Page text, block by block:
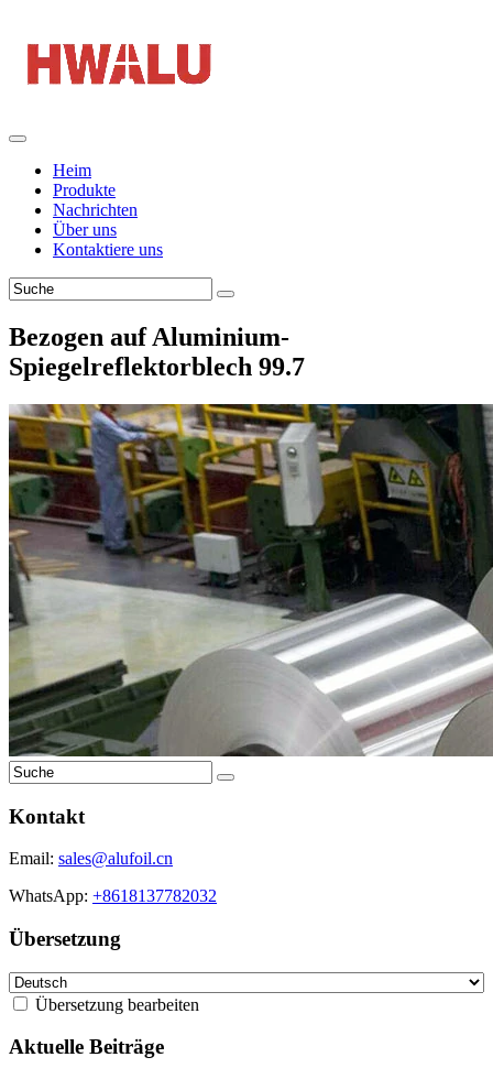
Heim
Produkte
Nachrichten
Über uns
Kontaktiere uns
Bezogen auf Aluminium-
Spiegelreflektorblech 99.7
Kontakt
Email: sales@alufoil.cn
WhatsApp: +8618137782032
Übersetzung
Übersetzung bearbeiten
Aktuelle Beiträge